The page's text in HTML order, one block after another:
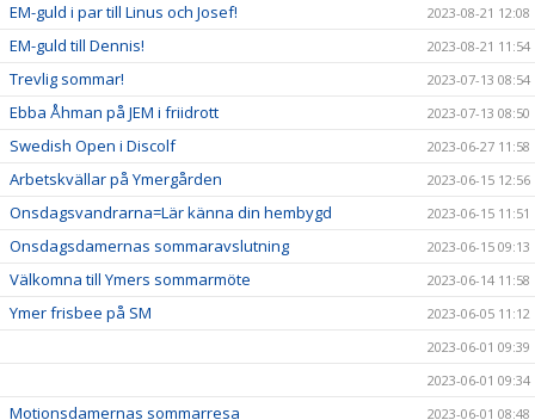
EM-guld i par till Linus och Josef! 2023-08-21 12:08
EM-guld till Dennis! 2023-08-21 11:54
Trevlig sommar! 2023-07-13 08:54
Ebba Åhman på JEM i friidrott 2023-07-13 08:50
Swedish Open i Discolf 2023-06-27 11:58
Arbetskvällar på Ymergården 2023-06-15 12:56
Onsdagsvandrarna=Lär känna din hembygd 2023-06-15 11:51
Onsdagsdamernas sommaravslutning 2023-06-15 09:13
Välkomna till Ymers sommarmöte 2023-06-14 11:58
Ymer frisbee på SM
2023-06-05 11:12
2023-06-01 09:39
2023-06-01 09:34
Motionsdamernas sommarresa 2023-06-01 08:48